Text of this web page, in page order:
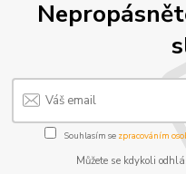
Souhlasím se zpracováním
Můžete se kdykoli